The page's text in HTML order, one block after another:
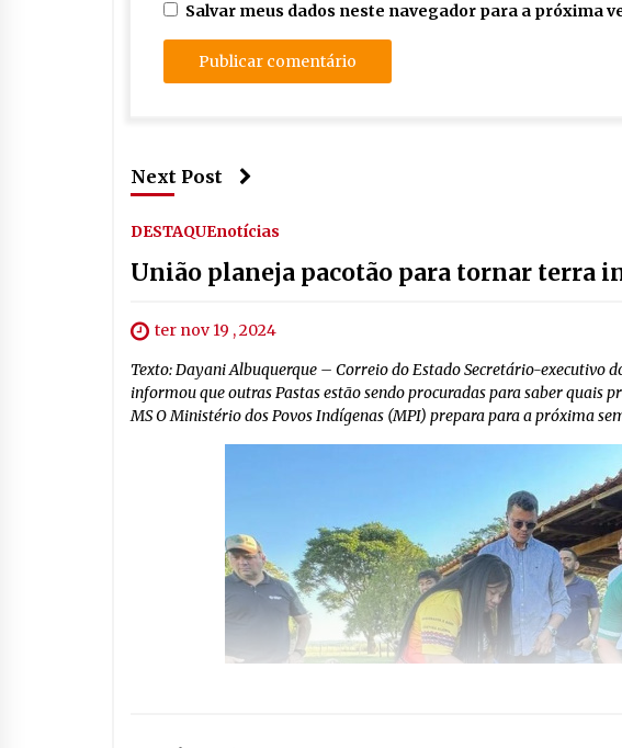
Salvar meus dados neste navegador para a próxima
Next Post
DESTAQUEnotícias
União planeja pacotão para tornar terra
ter nov 19 , 2024
Texto: Dayani Albuquerque – Correio do Estado Secretário-executivo
informou que outras Pastas estão sendo procuradas para saber quais
MS O Ministério dos Povos Indígenas (MPI) prepara para a próxima